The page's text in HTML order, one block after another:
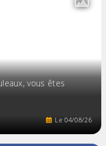
vous êtes
Le04/08/26